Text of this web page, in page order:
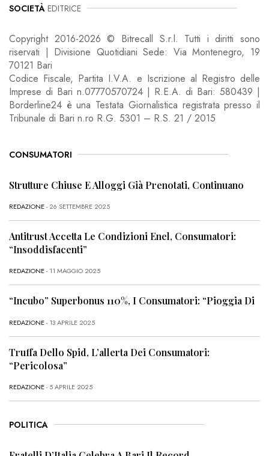
SOCIETÀ EDITRICE
Copyright 2016-2026 © Bitrecall S.r.l. Tutti i diritti sono
riservati | Divisione Quotidiani Sede: Via Montenegro, 19
70121 Bari
Codice Fiscale, Partita I.V.A. e Iscrizione al Registro delle
Imprese di Bari n.07770570724 | R.E.A. di Bari: 580439 |
Borderline24 è una Testata Giornalistica registrata presso il
Tribunale di Bari n.ro R.G. 5301 – R.S. 21 / 2015
CONSUMATORI
Strutture Chiuse E Alloggi Già Prenotati, Continuano
REDAZIONE- 26 SETTEMBRE 2025
Antitrust Accetta Le Condizioni Enel, Consumatori:
“Insoddisfacenti”
REDAZIONE- 11 MAGGIO 2025
“Incubo” Superbonus 110%, I Consumatori: “Pioggia Di
REDAZIONE- 13 APRILE 2025
Truffa Dello Spid, L’allerta Dei Consumatori:
“Pericolosa”
REDAZIONE- 5 APRILE 2025
POLITICA